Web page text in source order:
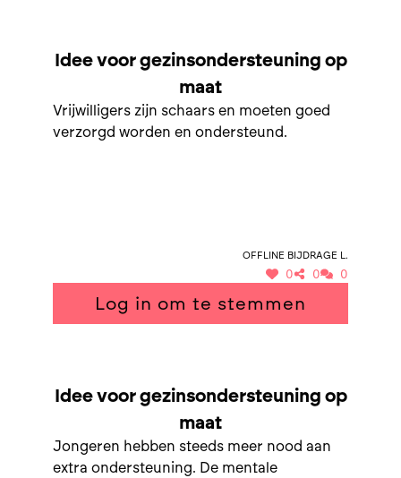
Idee voor gezinsondersteuning op
maat
Vrijwilligers zijn schaars en moeten goed
verzorgd worden en ondersteund.
Offline bijdrage L.
0 0 0
Log in om te stemmen
Idee voor gezinsondersteuning op
maat
Jongeren hebben steeds meer nood aan
extra ondersteuning. De mentale